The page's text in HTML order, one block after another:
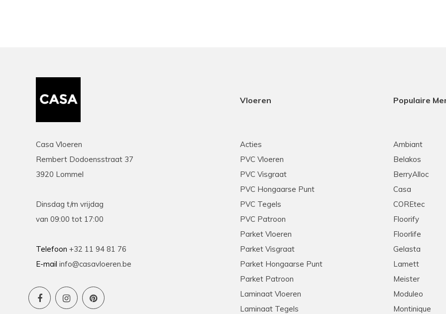
Casa Vloeren
Rembert Dodoensstraat 37
3920 Lommel
Dinsdag t/m vrijdag
van 09:00 tot 17:00
Telefoon +32 11 94 81 76
E-mail info@casavloeren.be
Vloeren
Acties
PVC Vloeren
PVC Visgraat
PVC Hongaarse Punt
PVC Tegels
PVC Patroon
Parket Vloeren
Parket Visgraat
Parket Hongaarse Punt
Parket Patroon
Laminaat Vloeren
Laminaat Tegels
Populaire
Ambiant
Belakos
BerryAlloc
Casa
COREtec
Floorify
Floorlife
Gelasta
Lamett
Meister
Moduleo
Montinique